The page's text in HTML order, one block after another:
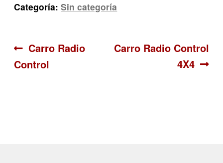
Categoría:Sin categoría
Navegación
de
Anterior:
Carro Radio
Control
Siguiente:
Carro Radio Control
4X4